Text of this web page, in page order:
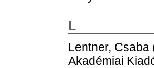
L
Lentner, Csaba
Akadémiai